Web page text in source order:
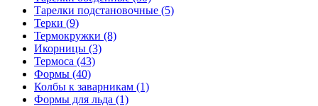
Тарелки подстановочные (5)
Терки (9)
Термокружки (8)
Икорницы (3)
Термоса (43)
Формы (40)
Колбы к заварникам (1)
Формы для льда (1)